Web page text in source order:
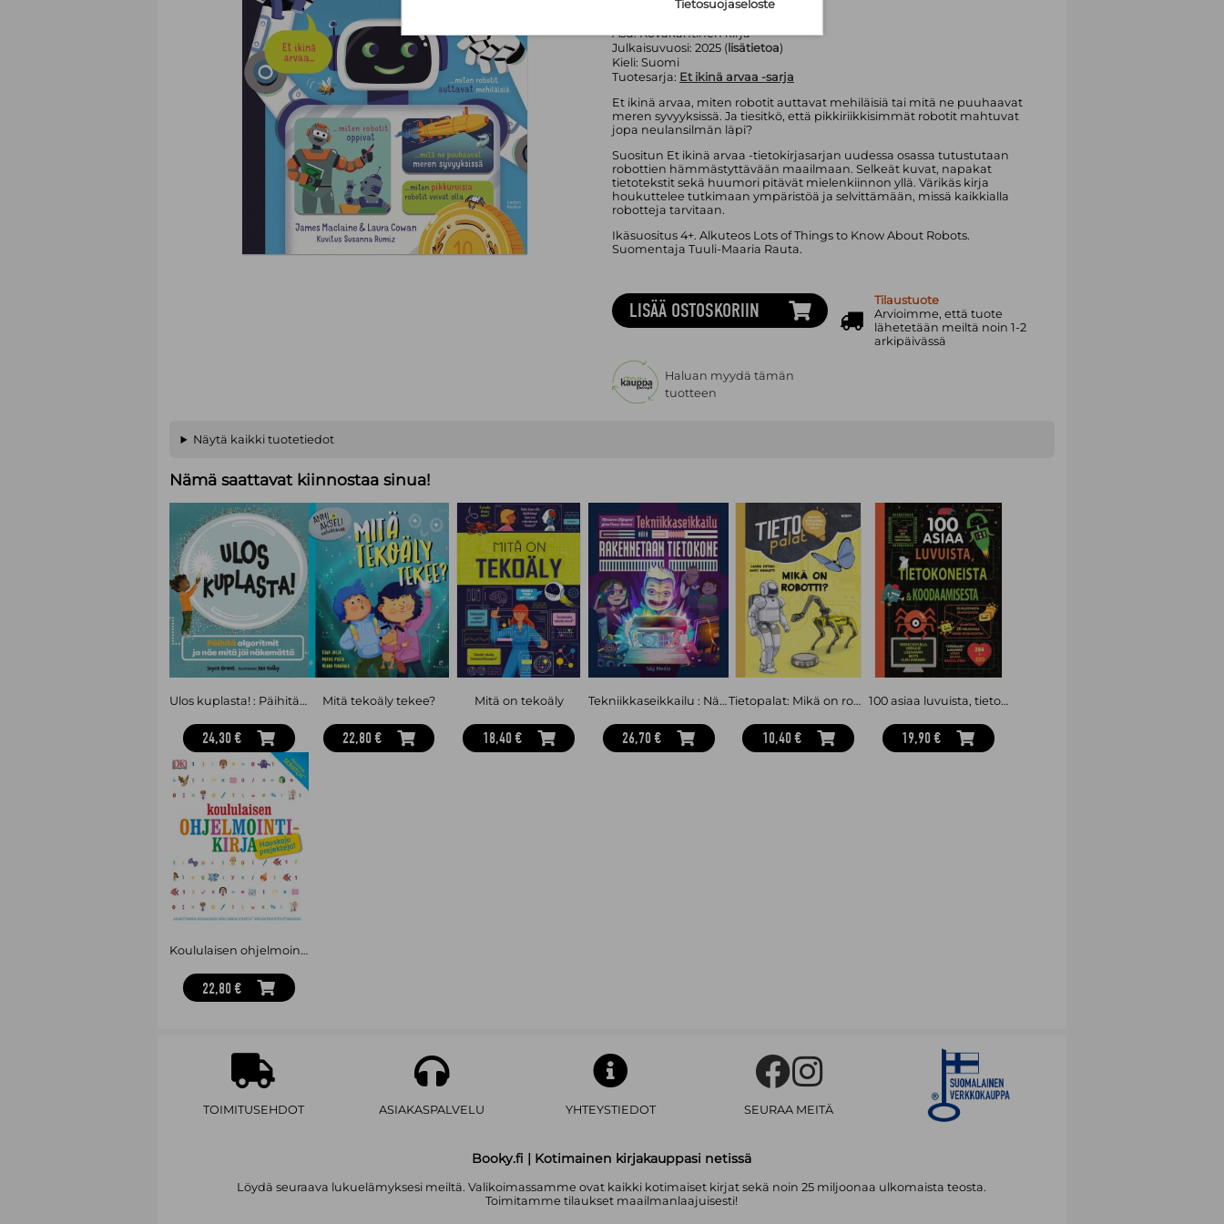
Lasten Keskus Oy
Asu:Kovakantinen kirja
Julkaisuvuosi: 2025 (lisätietoa)
Kieli: Suomi
Tuotesarja: Et ikinä arvaa -sarja
Et ikinä arvaa, miten robotit auttavat mehiläisiä tai mitä ne puuhaavat
meren syvyyksissä. Ja tiesitkö, että pikkiriikkisimmät robotit mahtuvat
jopa neulansilmän läpi?
Suositun Et ikinä arvaa -tietokirjasarjan uudessa osassa tutustutaan
robottien hämmästyttävään maailmaan. Selkeät kuvat, napakat
tietotekstit sekä huumori pitävät mielenkiinnon yllä. Värikäs kirja
houkuttelee tutkimaan ympäristöä ja selvittämään, missä kaikkialla
robotteja tarvitaan.
Ikäsuositus 4+. Alkuteos Lots of Things to Know About Robots.
Suomentaja Tuuli-Maaria Rauta.
LISÄÄ OSTOSKORIIN
Tilaustuote
Arvioimme, että tuote
lähetetään meiltä noin 1-2
arkipäivässä
Haluan myydä tämän
tuotteen
Näytä kaikki tuotetiedot
Nämä saattavat kiinnostaa sinua!
Ulos kuplasta! : Päihitä algoritmit ja näe, mitä jäi näkemättä
24,30 €
Mitä tekoäly tekee?
22,80 €
Mitä on tekoäly
18,40 €
Tekniikkaseikkailu : Näin rakennetaan tietokone
26,70 €
Tietopalat: Mikä on robotti?
10,40 €
100 asiaa luvuista, tietokoneista ja koodaamisesta
19,90 €
Koululaisen ohjelmointikirja
22,80 €
TOIMITUSEHDOT ASIAKASPALVELU YHTEYSTIEDOT SEURAA MEITÄ
Booky.fi | Kotimainen kirjakauppasi netissä
Löydä seuraava lukuelämyksesi meiltä. Valikoimassamme ovat kaikki kotimaiset kirjat sekä noin 25 miljoonaa ulkomaista teosta.
Toimitamme tilaukset maailmanlaajuisesti!
Tietosuojaseloste